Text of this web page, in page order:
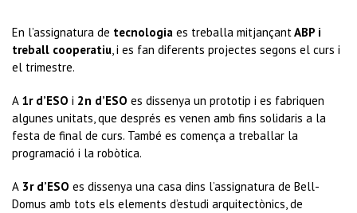
En l’assignatura de tecnologia es treballa mitjançantABP i
treball cooperatiu, i es fan diferents projectes segons el curs i
el trimestre.
A 1r d’ESO i 2n d’ESO es dissenya un prototip i es fabriquen
algunes unitats, que després es venen amb fins solidaris a la
festa de final de curs. També es comença a treballar la
programació i la robòtica.
A 3r d’ESO es dissenya una casa dins l’assignatura de Bell-
Domus amb tots els elements d’estudi arquitectònics, de